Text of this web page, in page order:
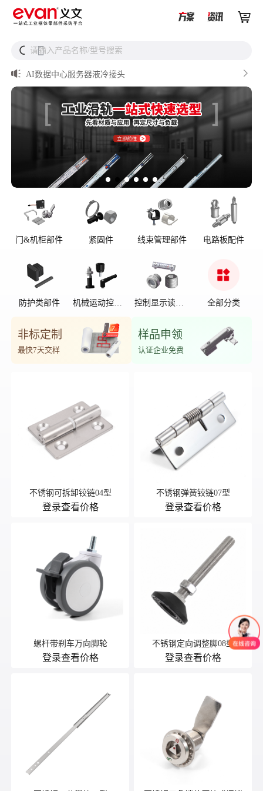

 
请输入产品名称/型号搜索
解决方案
储能逆变器密封件推介
AI数据中心服务器液冷接头 
UQD vs UQDB怎么选？数据中心液冷接头选型（含OCP标
准对比）

储能设备为什么必须用防松螺母？ 
门&机柜部件 紧固件 线束管理部件 电路板配件
防护类部件
机械运动控制
控制显示读数
全部分类
非标定制
最快7天交样
样品申领
认证企业免费
不锈钢可拆卸铰链04型
登录查看价格
不锈钢弹簧铰链07型
登录查看价格
螺杆带刹车万向脚轮
登录查看价格
不锈钢定向调整脚08型
登录查看价格